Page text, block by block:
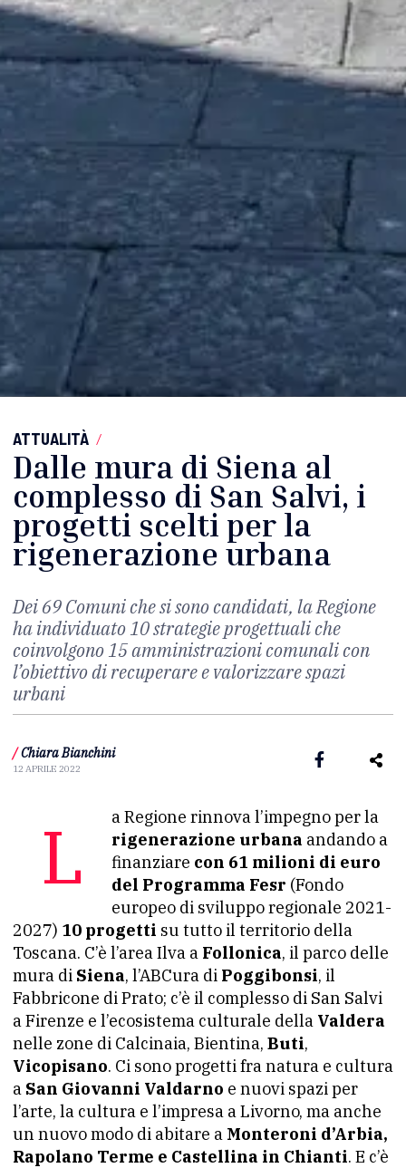
ATTUALITÀ /
Dalle mura di Siena al
complesso di San Salvi, i
progetti scelti per la
rigenerazione urbana
Dei 69 Comuni che si sono candidati, la Regione
ha individuato 10 strategie progettuali che
coinvolgono 15 amministrazioni comunali con
l’obiettivo di recuperare e valorizzare spazi
urbani
/ Chiara Bianchini
12 APRILE 2022
La Regione rinnova l’impegno per la
rigenerazione urbana andando a
finanziare con 61 milioni di euro
del Programma Fesr (Fondo
europeo di sviluppo regionale 2021-
2027) 10 progetti su tutto il territorio della
Toscana. C’è l’area Ilva a Follonica, il parco delle
mura di Siena, l’ABCura di Poggibonsi, il
Fabbricone di Prato; c’è il complesso di San Salvi
a Firenze e l’ecosistema culturale della Valdera
nelle zone di Calcinaia, Bientina, Buti,
Vicopisano. Ci sono progetti fra natura e cultura
a San Giovanni Valdarno e nuovi spazi per
l’arte, la cultura e l’impresa a Livorno, ma anche
un nuovo modo di abitare a Monteroni d’Arbia,
Rapolano Terme e Castellina in Chianti. E c’è